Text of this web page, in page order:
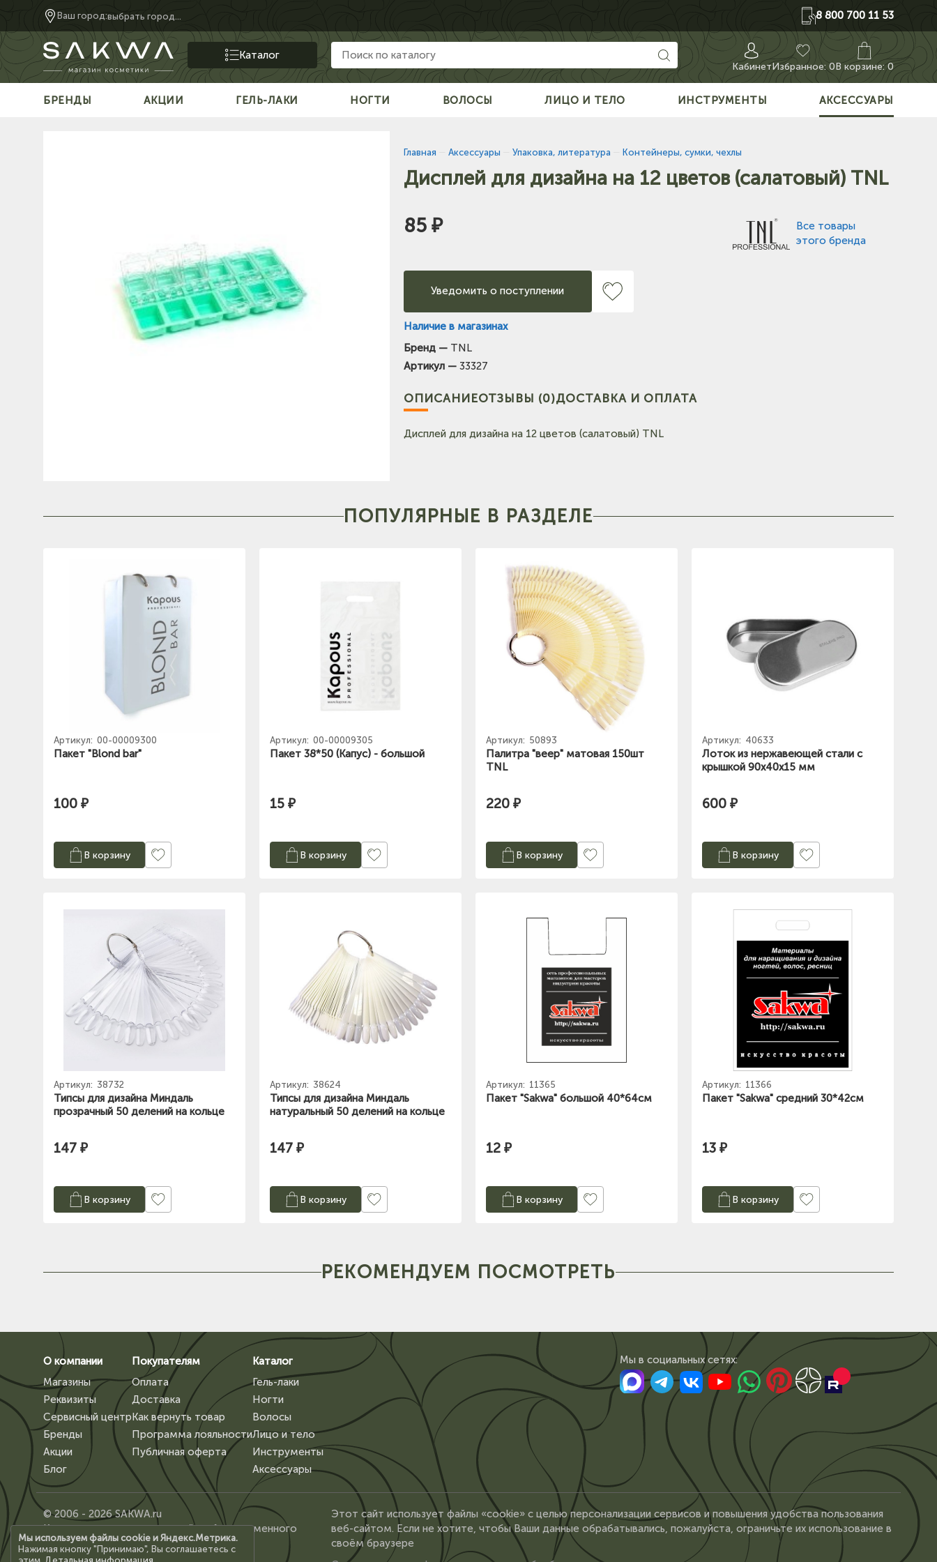
Ваш город:выбрать город... 8 800 700 11 53
Каталог
КабинетИзбранное:0В корзине: 0
БРЕНДЫ АКЦИИ ГЕЛЬ-ЛАКИ НОГТИ ВОЛОСЫ ЛИЦО И ТЕЛО ИНСТРУМЕНТЫ АКСЕССУАРЫ
Главная Аксессуары Упаковка, литература Контейнеры, сумки, чехлы
Дисплей для дизайна на 12 цветов (салатовый) TNL
85 ₽
Все товары
этого бренда
Уведомить о поступлении
Наличие в магазинах
Тел: +7-903-947-7028
(на карте)
Тел: +7-960-965-6706
Бренд — TNL
Артикул — 33327
ОПИСАНИЕОТЗЫВЫ (0)ДОСТАВКА И ОПЛАТА
Дисплей для дизайна на 12 цветов (салатовый) TNL
ПОПУЛЯРНЫЕ В РАЗДЕЛЕ
Артикул: 00-00009300
Пакет "Blond bar"
100 ₽
В корзину
Артикул: 00-00009305
Пакет 38*50 (Капус) - большой
15 ₽
В корзину
Артикул: 50893
Палитра "веер" матовая 150шт
TNL
220 ₽
В корзину
Артикул: 40633
Лоток из нержавеющей стали с
крышкой 90х40х15 мм
600 ₽
В корзину
Артикул: 38732
Типсы для дизайна Миндаль
прозрачный 50 делений на кольце
147 ₽
В корзину
Артикул: 38624
Типсы для дизайна Миндаль
натуральный 50 делений на кольце
147 ₽
В корзину
Артикул: 11365
Пакет "Sakwa" большой 40*64см
12 ₽
В корзину
Артикул: 11366
Пакет "Sakwa" средний 30*42см
13 ₽
В корзину
РЕКОМЕНДУЕМ ПОСМОТРЕТЬ
О компании
Магазины
Реквизиты
Сервисный центр
Бренды
Акции
Блог
Покупателям
Оплата
Доставка
Как вернуть товар
Программа лояльности
Публичная оферта
Каталог
Гель-лаки
Ногти
Волосы
Лицо и тело
Инструменты
Аксессуары
Мы в сoциальных сетях:
© 2006 - 2026 SAKWA.ru
Копирование материалов сайта, без письменного
разрешения владельца, запрещено.
Этот сайт использует файлы «cookie» с целью персонализации сервисов и повышения удобства пользования
веб-сайтом. Если не хотите, чтобы Ваши данные обрабатывались, пожалуйста, ограничьте их использование в
своём браузере
Мы используем файлы cookie и Яндекс.Метрика.
Нажимая кнопку "Принимаю", Вы соглашаетесь с